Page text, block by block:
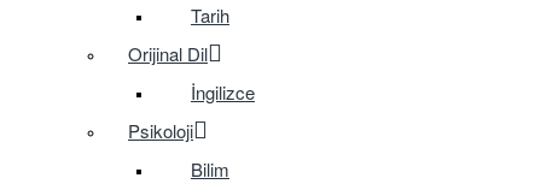
Tarih
Orijinal Dil
İngilizce
Psikoloji
Bilim